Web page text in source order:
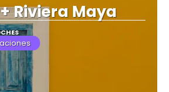
Riviera Maya